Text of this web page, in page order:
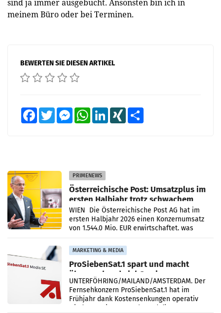
sind ja immer ausgebucht. Ansonsten bin ich in
meinem Büro oder bei Terminen.
BEWERTEN SIE DIESEN ARTIKEL
FacebookTwitter MessengerWhatsAppLinkedInXING
PRIMENEWS
Österreichische Post: Umsatzplus im
ersten Halbjahr trotz schwachem
Briefgeschäft
WIEN Die Österreichische Post AG hat im
ersten Halbjahr 2026 einen Konzernumsatz
von 1.544,0 Mio. EUR erwirtschaftet, was
einem Plus von 3,8 Prozent gegenüber dem
Vergleichszeitraum
MARKETING & MEDIA
ProSiebenSat.1 spart und macht
überraschend viel Gewinn
UNTERFÖHRING/MAILAND/AMSTERDAM. Der
Fernsehkonzern ProSiebenSat.1 hat im
Frühjahr dank Kostensenkungen operativ
wieder Gewinn gemacht und die